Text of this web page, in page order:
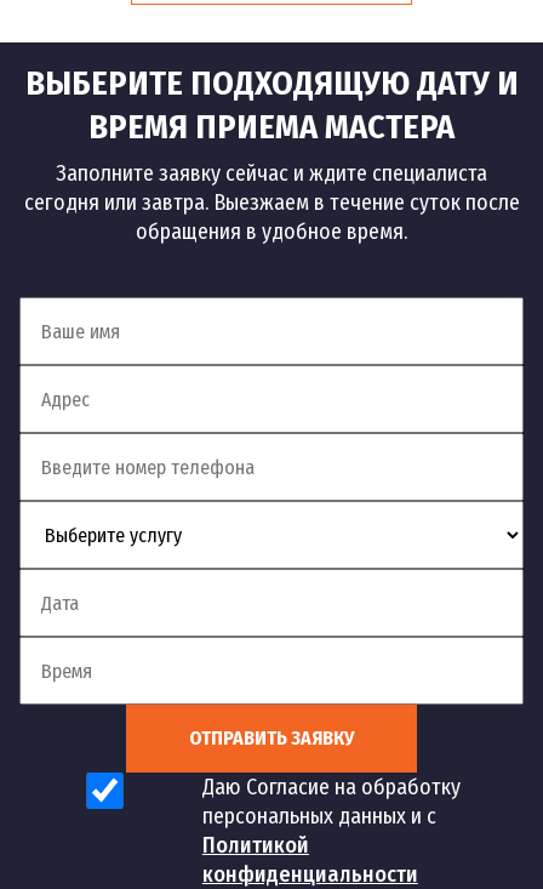
ВЫБЕРИТЕ ПОДХОДЯЩУЮ ДАТУ И
ВРЕМЯ ПРИЕМА МАСТЕРА
Заполните заявку сейчас и ждите специалиста
сегодня или завтра. Выезжаем в течение суток после
обращения в удобное время.
ОТПРАВИТЬ ЗАЯВКУ
Даю Согласие на обработку
персональных данных и с
Политикой
конфиденциальности